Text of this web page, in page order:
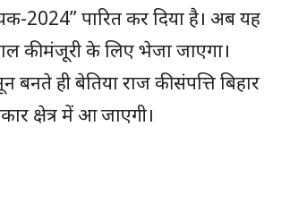
2024” पारित कर दिया है। अब यह
की मंजूरी के लिए भेजा जाएगा।
ही बेतिया राज की संपत्ति बिहार
क्षेत्र में आ जाएगी।